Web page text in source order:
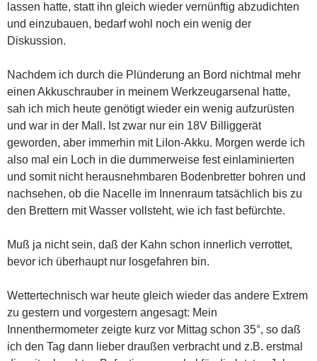
lassen hatte, statt ihn gleich wieder vernünftig abzudichten
und einzubauen, bedarf wohl noch ein wenig der
Diskussion.
Nachdem ich durch die Plünderung an Bord nichtmal mehr
einen Akkuschrauber in meinem Werkzeugarsenal hatte,
sah ich mich heute genötigt wieder ein wenig aufzurüsten
und war in der Mall. Ist zwar nur ein 18V Billiggerät
geworden, aber immerhin mit LiIon-Akku. Morgen werde ich
also mal ein Loch in die dummerweise fest einlaminierten
und somit nicht herausnehmbaren Bodenbretter bohren und
nachsehen, ob die Nacelle im Innenraum tatsächlich bis zu
den Brettern mit Wasser vollsteht, wie ich fast befürchte.
Muß ja nicht sein, daß der Kahn schon innerlich verrottet,
bevor ich überhaupt nur losgefahren bin.
Wettertechnisch war heute gleich wieder das andere Extrem
zu gestern und vorgestern angesagt: Mein
Innenthermometer zeigte kurz vor Mittag schon 35°, so daß
ich den Tag dann lieber draußen verbracht und z.B. erstmal